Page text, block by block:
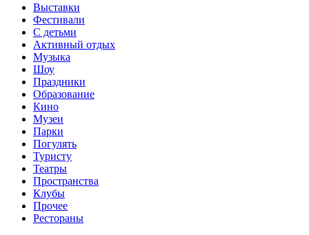
Выставки
Фестивали
С детьми
Активный отдых
Музыка
Шоу
Праздники
Образование
Кино
Музеи
Парки
Погулять
Туристу
Театры
Пространства
Клубы
Прочее
Рестораны